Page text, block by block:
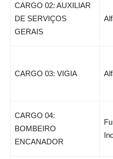
CARGO 02: AUXILIAR
DE SERVIÇOS
GERAIS
CARGO 03: VIGIA
CARGO 04:
BOMBEIRO
ENCANADOR